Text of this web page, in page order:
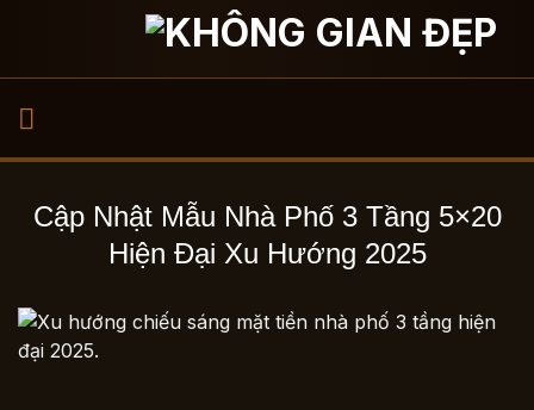
Cập Nhật Mẫu Nhà Phố 3 Tầng 5×20
Hiện Đại Xu Hướng 2025